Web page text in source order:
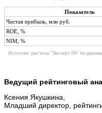
Показатель
Чистая прибыль, млн руб.
ROE, %
NIM, %
Источник: расчеты "Эксперт РА" по
Ведущий рейтинговый
Ксения Якушкина,
Младший директор,